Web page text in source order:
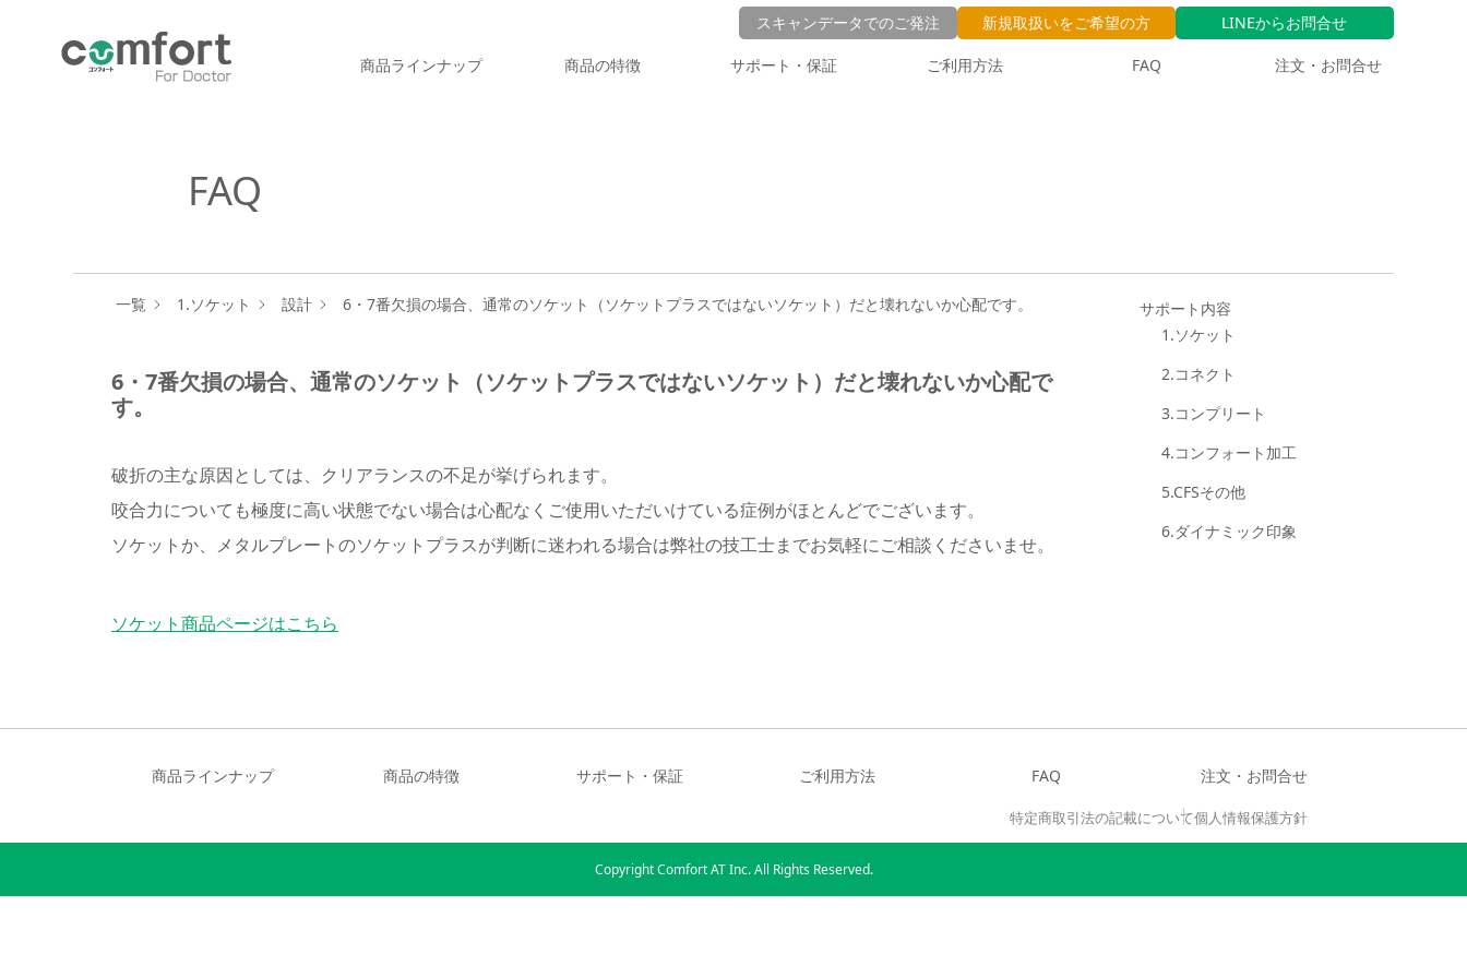
商品ラインナップ 商品の特徴 サポート・保証 ご利用方法 FAQ 注文・お問合せ
スキャンデータでのご発注 新規取扱いをご希望の方 LINEからお問合せ
FAQ
一覧 1.ソケット 設計 6・7番欠損の場合、通常のソケット（ソケットプラスではないソケット）だと壊れないか心配です。
6・7番欠損の場合、通常のソケット（ソケットプラスではないソケット）だと壊れないか心配で
す。
破折の主な原因としては、クリアランスの不足が挙げられます。
咬合力についても極度に高い状態でない場合は心配なくご使用いただいけている症例がほとんどでございます。
ソケットか、メタルプレートのソケットプラスが判断に迷われる場合は弊社の技工士までお気軽にご相談くださいませ。
ソケット商品ページはこちら
サポート内容
1.ソケット
2.コネクト
3.コンプリート
4.コンフォート加工
5.CFSその他
6.ダイナミック印象
商品ラインナップ 商品の特徴 サポート・保証 ご利用方法 FAQ 注文・お問合せ
特定商取引法の記載について個人情報保護方針
Copyright Comfort AT Inc. All Rights Reserved.